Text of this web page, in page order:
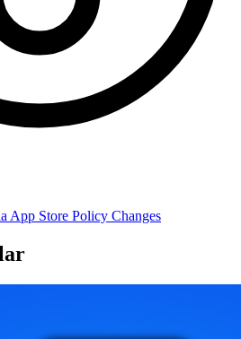
App Store Policy Changes